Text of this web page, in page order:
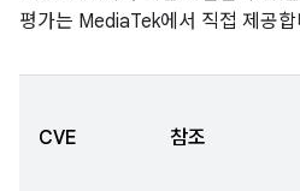
평가는 MediaTek에서 직접 제공합
CVE 참조